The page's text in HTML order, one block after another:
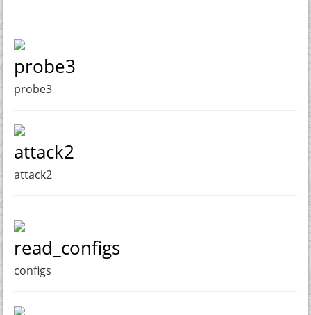
probe3
probe3
attack2
attack2
read_configs
configs